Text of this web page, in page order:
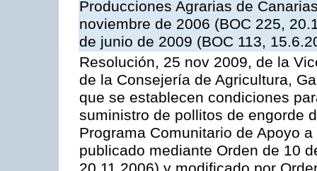
Producciones Agrarias de
noviembre de 2006 (BOC 225,
de junio de 2009 (BOC 113,
Resolución, 25 nov 2009, de la
de la Consejería de Agricultura,
que se establecen condiciones
suministro de pollitos de engorde
Programa Comunitario de Apoyo
publicado mediante Orden de 10